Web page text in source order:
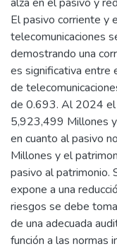
El pasivo corriente y
telecomunicaciones
demostrando una
es significativa entre
de
de 0.693. Al 2024 el
5,923,499 Millones
en cuanto al pasivo
Millones y el
pasivo al patrimonio.
expone a una
riesgos se debe
de una adecuada
función a las normas